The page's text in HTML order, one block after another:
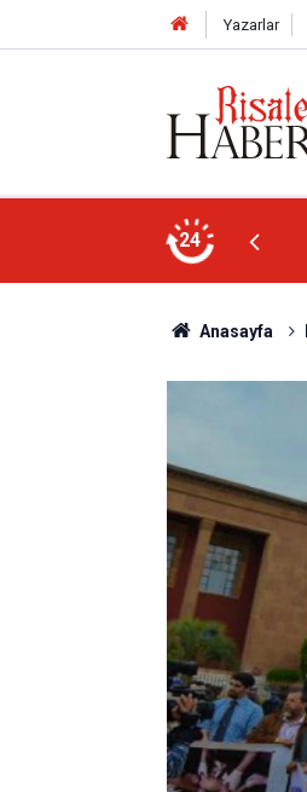
Yazarlar
24
ayrıntılı görüntüsü çekildi
Anasayfa